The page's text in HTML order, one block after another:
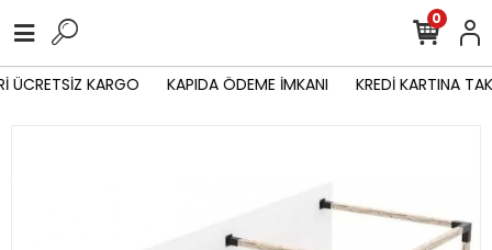
ÜCRETSİZ KARGO KAPIDA ÖDEME İMKANI KREDİ KARTINA
0